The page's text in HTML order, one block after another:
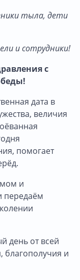
тыла, дети
и сотрудники!
с
дата в
величия
помогает
и
передаём
день от всей
благополучия и